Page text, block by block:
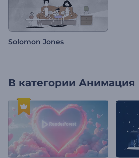
Solomon Jones
В категории Анимация